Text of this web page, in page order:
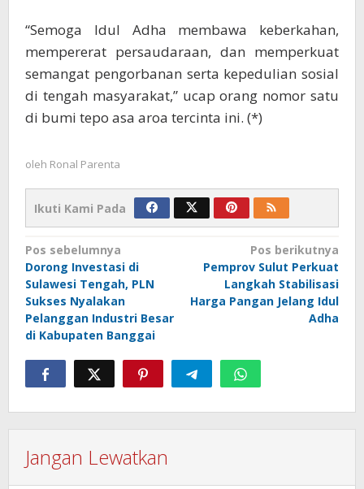
“Semoga Idul Adha membawa keberkahan,
mempererat persaudaraan, dan memperkuat
semangat pengorbanan serta kepedulian sosial
di tengah masyarakat,” ucap orang nomor satu
di bumi tepo asa aroa tercinta ini. (*)
oleh Ronal Parenta
Ikuti Kami Pada
Navigasi
pos
Pos sebelumnya
Dorong Investasi di
Sulawesi Tengah, PLN
Sukses Nyalakan
Pelanggan Industri Besar
di Kabupaten Banggai
Pos berikutnya
Pemprov Sulut Perkuat
Langkah Stabilisasi
Harga Pangan Jelang Idul
Adha
Jangan Lewatkan